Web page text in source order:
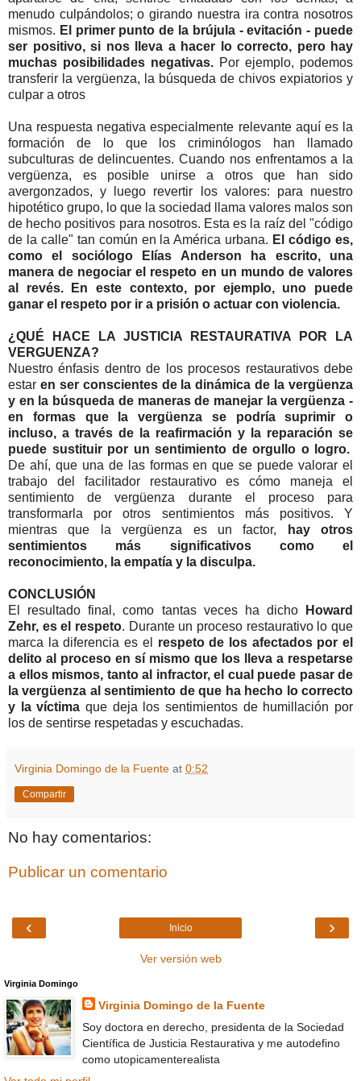
menudo culpándolos; o girando nuestra ira contra nosotros
mismos. El primer punto de la brújula - evitación - puede
ser positivo, si nos lleva a hacer lo correcto, pero hay
muchas posibilidades negativas. Por ejemplo, podemos
transferir la vergüenza, la búsqueda de chivos expiatorios y
culpar a otros
Una respuesta negativa especialmente relevante aquí es la
formación de lo que los criminólogos han llamado
subculturas de delincuentes. Cuando nos enfrentamos a la
vergüenza, es posible unirse a otros que han sido
avergonzados, y luego revertir los valores: para nuestro
hipotético grupo, lo que la sociedad llama valores malos son
de hecho positivos para nosotros. Esta es la raíz del "código
de la calle" tan común en la América urbana. El código es,
como el sociólogo Elías Anderson ha escrito, una
manera de negociar el respeto en un mundo de valores
al revés. En este contexto, por ejemplo, uno puede
ganar el respeto por ir a prisión o actuar con violencia.
¿QUÉ HACE LA JUSTICIA RESTAURATIVA POR LA
VERGUENZA?
Nuestro énfasis dentro de los procesos restaurativos debe
estar en ser conscientes de la dinámica de la vergüenza
y en la búsqueda de maneras de manejar la vergüenza -
en formas que la vergüenza se podría suprimir o
incluso, a través de la reafirmación y la reparación se
puede sustituir por un sentimiento de orgullo o logro.
De ahí, que una de las formas en que se puede valorar el
trabajo del facilitador restaurativo es cómo maneja el
sentimiento de vergüenza durante el proceso para
transformarla por otros sentimientos más positivos. Y
mientras que la vergüenza es un factor,
hay otros
sentimientos más significativos como el
reconocimiento, la empatía y la disculpa.
CONCLUSIÓN
El resultado final, como tantas veces ha dicho
Howard
Zehr, es el respeto. Durante un proceso restaurativo lo que
marca la diferencia es el respeto de los afectados por el
delito al proceso en sí mismo que los lleva a respetarse
a ellos mismos, tanto al infractor, el cual puede pasar de
la vergüenza al sentimiento de que ha hecho lo correcto
y la víctima que deja los sentimientos de humillación por
los de sentirse respetadas y escuchadas.
Virginia Domingo de la Fuente at 0:52
Compartir
No hay comentarios:
Publicar un comentario
‹ ›
Inicio
Ver versión web
Virginia Domingo
Virginia Domingo de la Fuente
Soy doctora en derecho, presidenta de la Sociedad
Científica de Justicia Restaurativa y me autodefino
como utopicamenterealista